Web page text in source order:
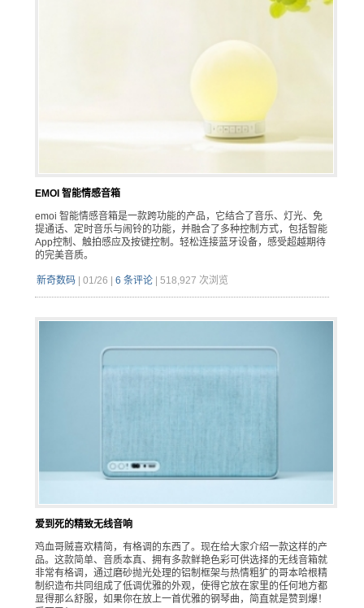
EMOI 智能情感音箱
emoi 智能情感音箱是一款跨功能的产品，它结合了音乐、灯光、免
提通话、定时音乐与闹铃的功能，并融合了多种控制方式，包括智能
App控制、触拍感应及按键控制。轻松连接蓝牙设备，感受超越期待
的完美音质。
新奇数码| 01/26 | 6 条评论| 518,927 次浏览
爱到死的精致无线音响
鸡血哥贼喜欢精简，有格调的东西了。现在给大家介绍一款这样的产
品。这款简单、音质本真、拥有多款鲜艳色彩可供选择的无线音箱就
非常有格调，通过磨砂抛光处理的铝制框架与热情粗犷的哥本哈根精
制织造布共同组成了低调优雅的外观，使得它放在家里的任何地方都
显得那么舒服，如果你在放上一首优雅的钢琴曲，简直就是赞到爆！